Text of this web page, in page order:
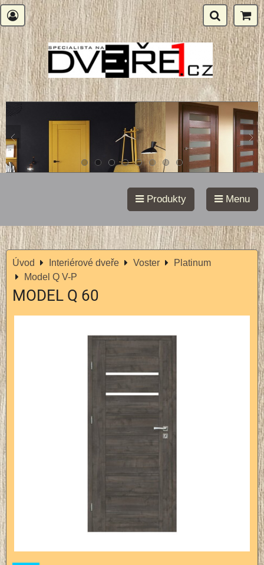
Produkty Menu
Úvod Interiérové dveře Voster
Platinum
Model Q V-P
MODEL Q 60